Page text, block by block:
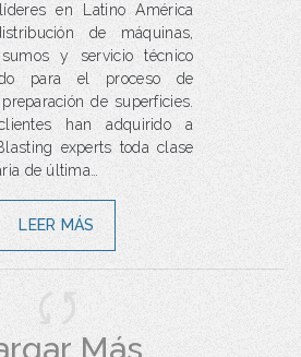
en Latino América
de máquinas,
y servicio técnico
para el proceso de
de superficies.
han adquirido a
experts toda clase
de última…
LEER MÁS
Más